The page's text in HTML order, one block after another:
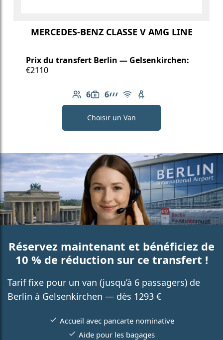
MERCEDES-BENZ CLASSE V AMG LINE
Prix du transfert Berlin — Gelsenkirchen:
€2110
6
Nombre de passagers: 6
6
Capacité des bagages: 6
Ligne AMG
Wi-Fi gratuit
Siège enfant
Choisir un Van
Réservez maintenant et bénéficiez de
10 % de réduction sur ce transfert !
Tarif fixe pour un van (jusqu’à 6 passagers) de
Berlin à Gelsenkirchen — dès 1293 €
Accueil avec pancarte nominative
Aide pour les bagages